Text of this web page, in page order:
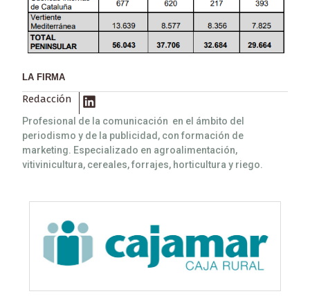
LA FIRMA
Redacción
Profesional de la comunicación en el ámbito del
periodismo y de la publicidad, con formación de
marketing. Especializado en agroalimentación,
vitivinicultura, cereales, forrajes, horticultura y riego.